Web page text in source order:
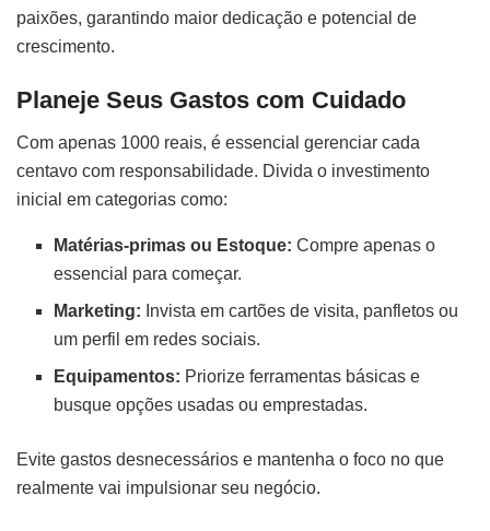
paixões, garantindo maior dedicação e potencial de
crescimento.
Planeje Seus Gastos com Cuidado
Com apenas 1000 reais, é essencial gerenciar cada
centavo com responsabilidade. Divida o investimento
inicial em categorias como:
Matérias-primas ou Estoque: Compre apenas o
essencial para começar.
Marketing: Invista em cartões de visita, panfletos ou
um perfil em redes sociais.
Equipamentos: Priorize ferramentas básicas e
busque opções usadas ou emprestadas.
Evite gastos desnecessários e mantenha o foco no que
realmente vai impulsionar seu negócio.